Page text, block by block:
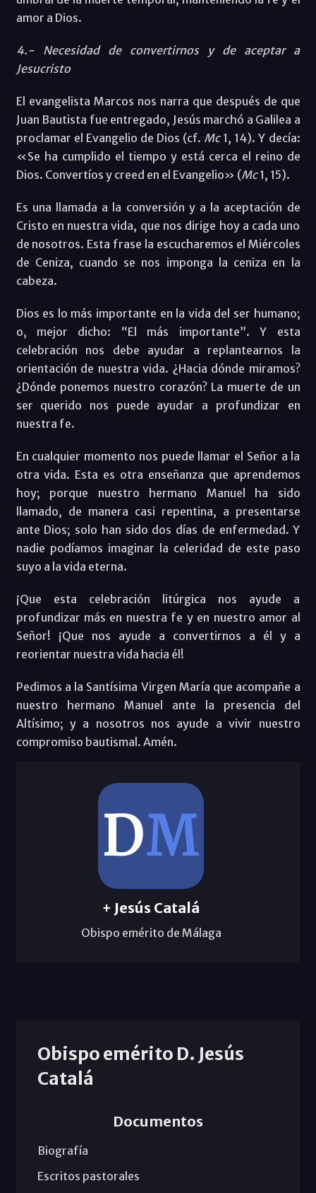
amor a Dios.
4.- Necesidad de convertirnos y de aceptar a
Jesucristo
El evangelista Marcos nos narra que después de que
Juan Bautista fue entregado, Jesús marchó a Galilea a
proclamar el Evangelio de Dios (cf. Mc1, 14). Y decía:
«Se ha cumplido el tiempo y está cerca el reino de
Dios. Convertíos y creed en el Evangelio» (Mc1, 15).
Es una llamada a la conversión y a la aceptación de
Cristo en nuestra vida, que nos dirige hoy a cada uno
de nosotros. Esta frase la escucharemos el Miércoles
de Ceniza, cuando se nos imponga la ceniza en la
cabeza.
Dios es lo más importante en la vida del ser humano;
o, mejor dicho: “El más importante”. Y esta
celebración nos debe ayudar a replantearnos la
orientación de nuestra vida. ¿Hacia dónde miramos?
¿Dónde ponemos nuestro corazón? La muerte de un
ser querido nos puede ayudar a profundizar en
nuestra fe.
En cualquier momento nos puede llamar el Señor a la
otra vida. Esta es otra enseñanza que aprendemos
hoy; porque nuestro hermano Manuel ha sido
llamado, de manera casi repentina, a presentarse
ante Dios; solo han sido dos días de enfermedad. Y
nadie podíamos imaginar la celeridad de este paso
suyo a la vida eterna.
¡Que esta celebración litúrgica nos ayude a
profundizar más en nuestra fe y en nuestro amor al
Señor! ¡Que nos ayude a convertirnos a él y a
reorientar nuestra vida hacia él!
Pedimos a la Santísima Virgen María que acompañe a
nuestro hermano Manuel ante la presencia del
Altísimo; y a nosotros nos ayude a vivir nuestro
compromiso bautismal. Amén.
+ Jesús Catalá
Obispo emérito de Málaga
Obispo emérito D. Jesús
Catalá
Documentos
Biografía
Escritos pastorales